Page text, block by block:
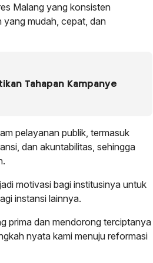
Malang yang konsisten
yang mudah, cepat, dan
Tahapan Kampanye
pelayanan publik, termasuk
dan akuntabilitas, sehingga
motivasi bagi institusinya untuk
instansi lainnya.
prima dan mendorong terciptanya
nyata kami menuju reformasi